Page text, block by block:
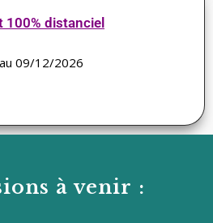
100% distanciel
09/12/2026
à venir :